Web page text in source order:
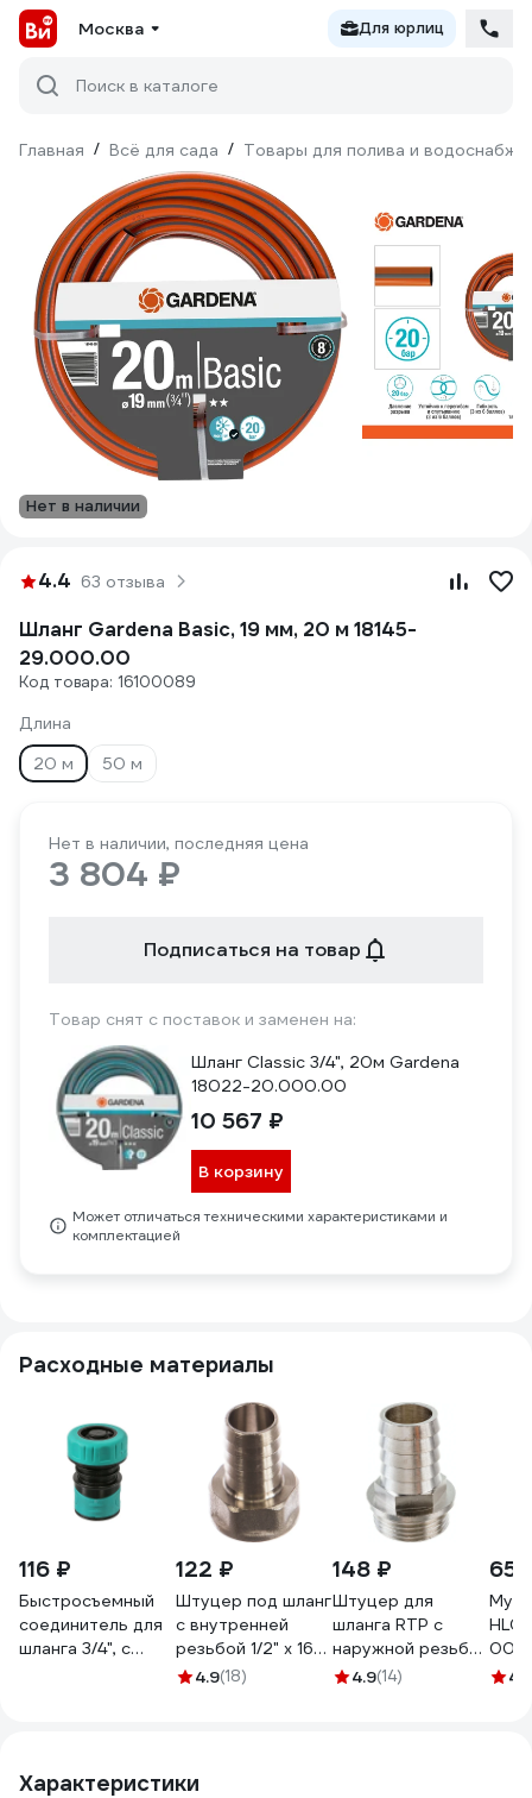
Москва Для юрлиц
Поиск в каталоге
Главная / Всё для сада / Товары для полива и
Нет в наличии
4.4 63 отзыва
Шланг Gardena Basic, 19 мм, 20 м 18145-
29.000.00
Код товара: 16100089
Длина
20 м
50 м
Нет в наличии, последняя цена
3 804 ₽
Подписаться на товар
Товар снят с поставок и заменен на:
Шланг Classic 3/4", 20м Gardena
18022-20.000.00
10 567 ₽
В корзину
Может отличаться техническими характеристиками и
комплектацией
Расходные материалы
116 ₽
Быстросъемный
соединитель для
шланга 3/4", с
122 ₽
Штуцер под шланг
с внутренней
резьбой 1/2" х 16
мм СТМ CRSF1216
4.9(18)
148 ₽
Штуцер для
шланга RTP с
наружной резьбой
G 20х3/4 25157
4.9(14)
65
4.8
Характеристики